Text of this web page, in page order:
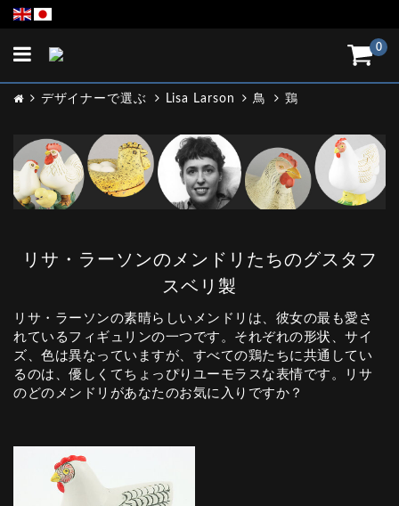
0
Toggle
デザイナーで選ぶ Lisa Larson 鳥 鶏
リサ・ラーソンのメンドリたちのグスタフ
スベリ製
リサ・ラーソンの素晴らしいメンドリは、彼女の最も愛さ
れているフィギュリンの一つです。それぞれの形状、サイ
ズ、色は異なっていますが、すべての鶏たちに共通してい
るのは、優しくてちょっぴりユーモラスな表情です。リサ
のどのメンドリがあなたのお気に入りですか？